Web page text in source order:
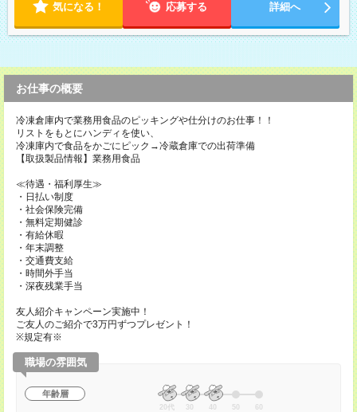
気になる！ 応募する 詳細へ
お仕事の概要
冷凍倉庫内で業務用食品のピッキングや仕分けのお仕事！！
リストをもとにハンディを使い、
冷凍庫内で食品をかごにピック→冷蔵倉庫での出荷準備
【取扱製品情報】業務用食品
≪待遇・福利厚生≫
・日払い制度
・社会保険完備
・無料定期健診
・有給休暇
・年末調整
・交通費支給
・時間外手当
・深夜残業手当
友人紹介キャンペーン実施中！
ご友人のご紹介で3万円ずつプレゼント！
※規定有※
職場の雰囲気
年齢層
20代 30 40 50 60